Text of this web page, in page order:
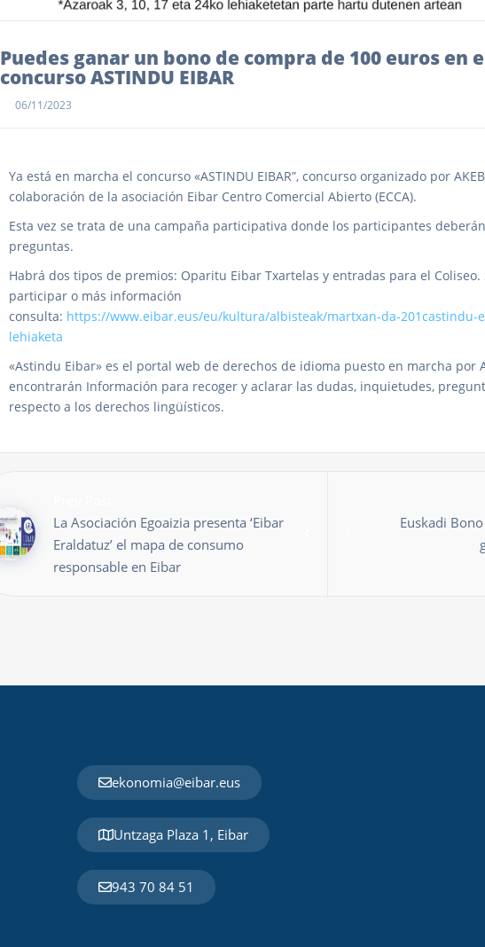
Puedes ganar un bono de compra de 100 euros en
concurso ASTINDU EIBAR
06/11/2023
Ya está en marcha el concurso «ASTINDU EIBAR”, concurso organizado por
colaboración de la asociación Eibar Centro Comercial Abierto (ECCA).
Esta vez se trata de una campaña participativa donde los participantes
preguntas.
Habrá dos tipos de premios: Oparitu Eibar Txartelas y entradas para el Coliseo.
participar o más información
consulta: https://www.eibar.eus/eu/kultura/albisteak/martxan-da-201castindu-
lehiaketa
«Astindu Eibar» es el portal web de derechos de idioma puesto en marcha por
encontrarán Información para recoger y aclarar las dudas, inquietudes,
respecto a los derechos lingüísticos.
La Asociación Egoaizia presenta ‘Eibar
Eraldatuz’ el mapa de consumo
responsable en Eibar
Euskadi
ekonomia@eibar.eus
Untzaga Plaza 1, Eibar
943 70 84 51